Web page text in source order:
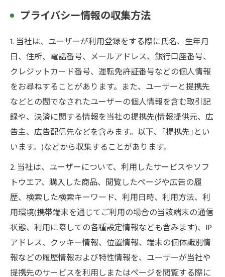
プライバシー情報の収集方法
1. 当社は、ユーザーが利用登録をする際に氏名、生年月
日、住所、電話番号、メールアドレス、銀行口座番号、
クレジットカード番号、運転免許証番号などの個人情報
をお尋ねすることがあります。また、ユーザーと提携先
などとの間でなされたユーザーの個人情報を含む取引記
録や、決済に関する情報を当社の提携先(情報提供元、広
告主、広告配信先などを含みます。以下、｢提携先｣とい
います。)などから収集することがあります。
2. 当社は、ユーザーについて、利用したサービスやソフ
トウエア、購入した商品、閲覧したページや広告の履
歴、検索した検索キーワード、利用日時、利用方法、利
用環境(携帯端末を通じてご利用の場合の当該端末の通信
状態、利用に際しての各種設定情報なども含みます)、IP
アドレス、クッキー情報、位置情報、端末の個体識別情
報などの履歴情報および特性情報を、ユーザーが当社や
提携先のサービスを利用しまたはページを閲覧する際に